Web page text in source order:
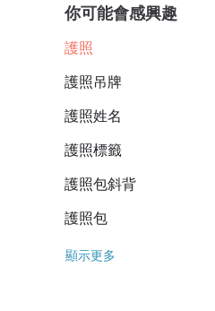
你可能會感興趣
護照
護照吊牌
護照姓名
護照標籤
護照包斜背
護照包
顯示更多